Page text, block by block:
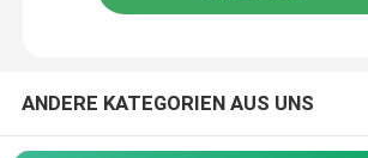
ANDERE KATEGORIEN AUS UNS